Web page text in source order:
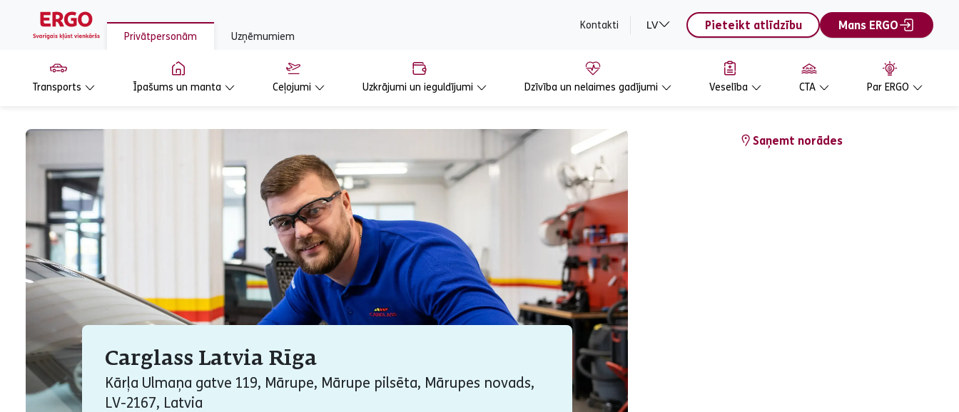
Privātpersonām Uzņēmumiem
Kontakti LV Pieteikt atlīdzību Mans ERGO
Transports Īpašums un manta Ceļojumi Uzkrājumi un ieguldījumi Dzīvība un nelaimes gadījumi Veselība CTA Par ERGO
Carglass Latvia Rīga
Kārļa Ulmaņa gatve 119, Mārupe, Mārupe pilsēta, Mārupes novads,
LV-2167, Latvia
Saņemt norādes